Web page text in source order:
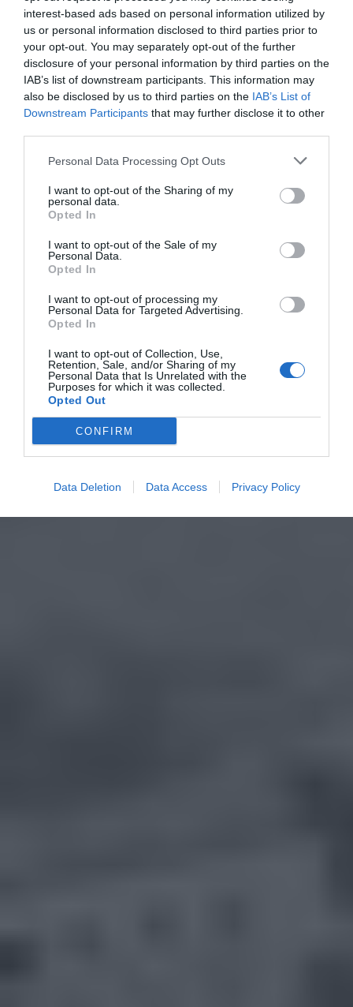
interest-based ads based on personal information utilized by
us or personal information disclosed to third parties prior to
your opt-out. You may separately opt-out of the further
disclosure of your personal information by third parties on the
IAB’s list of downstream participants. This information may
also be disclosed by us to third parties on the IAB’s List of
Downstream Participants that may further disclose it to other
Personal Data Processing Opt Outs
I want to opt-out of the Sharing of my
personal data.
Opted In
I want to opt-out of the Sale of my
Personal Data.
Opted In
I want to opt-out of processing my
Personal Data for Targeted Advertising.
Opted In
I want to opt-out of Collection, Use,
Retention, Sale, and/or Sharing of my
Personal Data that Is Unrelated with the
Purposes for which it was collected.
Opted Out
CONFIRM
Data Deletion Data Access Privacy Policy